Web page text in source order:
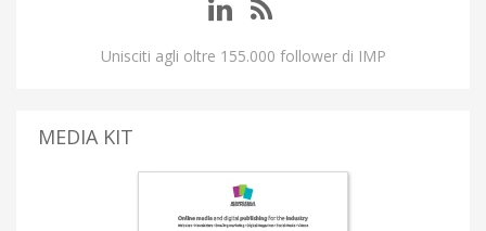
Unisciti agli oltre 155.000 follower di IMP
MEDIA KIT